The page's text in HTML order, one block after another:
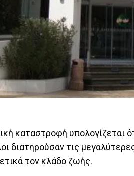
καταστροφή υπολογίζεται
διατηρούσαν τις
τον κλάδο ζωής.